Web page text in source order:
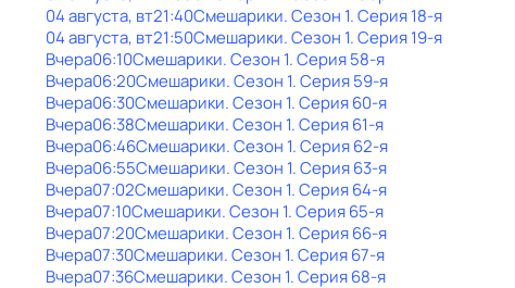
04 августа, вт21:40Смешарики. Сезон 1. Серия 18-я
04 августа, вт21:50Смешарики. Сезон 1. Серия 19-я
Вчера06:10Смешарики. Сезон 1. Серия 58-я
Вчера06:20Смешарики. Сезон 1. Серия 59-я
Вчера06:30Смешарики. Сезон 1. Серия 60-я
Вчера06:38Смешарики. Сезон 1. Серия 61-я
Вчера06:46Смешарики. Сезон 1. Серия 62-я
Вчера06:55Смешарики. Сезон 1. Серия 63-я
Вчера07:02Смешарики. Сезон 1. Серия 64-я
Вчера07:10Смешарики. Сезон 1. Серия 65-я
Вчера07:20Смешарики. Сезон 1. Серия 66-я
Вчера07:30Смешарики. Сезон 1. Серия 67-я
Вчера07:36Смешарики. Сезон 1. Серия 68-я